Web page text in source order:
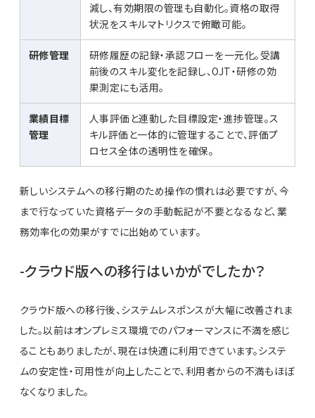
減し、有効期限の管理も自動化。資格の取得
状況をスキルマトリクスで俯瞰可能。
研修管理
研修履歴の記録・承認フローを一元化。受講
前後のスキル変化を記録し、OJT・研修の効
果測定にも活用。
業績目標
管理
人事評価と連動した目標設定・進捗管理。ス
キル評価と一体的に管理することで、評価プ
ロセス全体の透明性を確保。
新しいシステムへの移行期のため操作の慣れは必要ですが、今
まで行なっていた資格データの手動転記が不要となるなど、業
務効率化の効果がすでに出始めています。
-クラウド版への移行はいかがでしたか？
クラウド版への移行後、システムレスポンスが大幅に改善されま
した。以前はオンプレミス環境でのパフォーマンスに不満を感じ
ることもありましたが、現在は快適に利用できています。システ
ムの安定性・可用性が向上したことで、利用者からの不満もほぼ
なくなりました。